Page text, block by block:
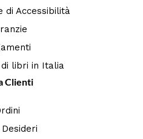
di Accessibilità
di libri in Italia
Clienti